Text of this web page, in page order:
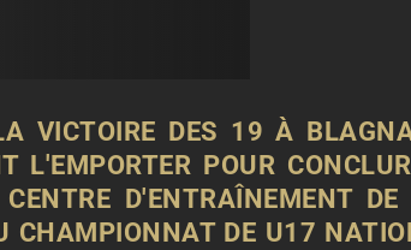
VICTOIRE DES 19 À
L'EMPORTER POUR
D'ENTRAÎNEMENT
CHAMPIONNAT DE U17